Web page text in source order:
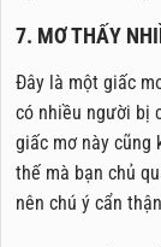
7. MƠ THẤY
Đây là một giấc
có nhiều người bị
giấc mơ này cũng
thế mà bạn chủ
nên chú ý cẩn